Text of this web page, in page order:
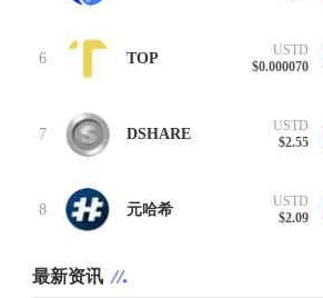
6 TOP
USTD
$0.000070
7 DSHARE
USTD
$2.55
8 元哈希
USTD
$2.09
最新资讯